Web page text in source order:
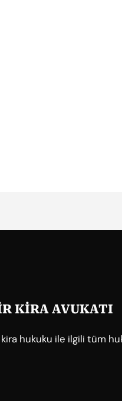
KİRA AVUKATI
hukuku ile ilgili tüm